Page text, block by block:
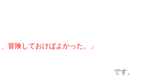
、冒険しておけばよかった。」
です。